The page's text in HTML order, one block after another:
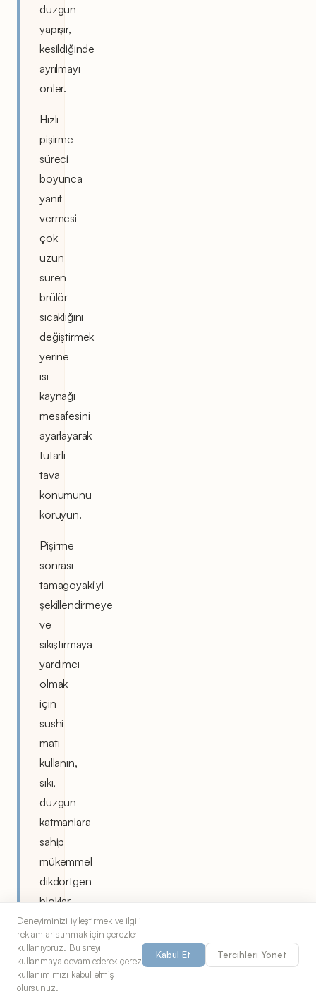
düzgün
yapışır,
kesildiğinde
ayrılmayı
önler.
Hızlı
pişirme
süreci
boyunca
yanıt
vermesi
çok
uzun
süren
brülör
sıcaklığını
değiştirmek
yerine
ısı
kaynağı
mesafesini
ayarlayarak
tutarlı
tava
konumunu
koruyun.
Pişirme
sonrası
tamagoyaki'yi
şekillendirmeye
ve
sıkıştırmaya
yardımcı
olmak
için
sushi
matı
kullanın,
sıkı,
düzgün
katmanlara
sahip
mükemmel
dikdörtgen
bloklar
oluşturun.
Deneyiminizi iyileştirmek ve ilgili
reklamlar sunmak için çerezler
kullanıyoruz. Bu siteyi
kullanmaya devam ederek çerez
kullanımımızı kabul etmiş
olursunuz.
Kabul Et Tercihleri Yönet